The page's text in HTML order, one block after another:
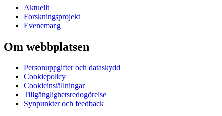
Aktuellt
Forskningsprojekt
Evenemang
Om webbplatsen
Personuppgifter och dataskydd
Cookiepolicy
Cookieinställningar
Tillgänglighetsredogörelse
Synpunkter och feedback